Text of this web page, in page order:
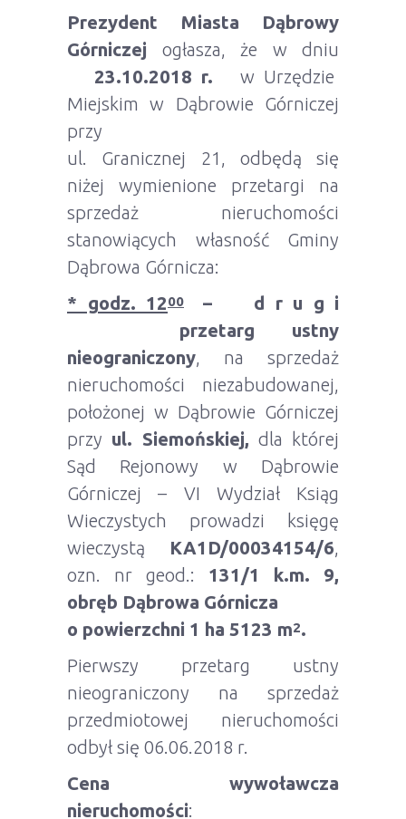
Prezydent Miasta Dąbrowy
Górniczej ogłasza, że w dniu
23.10.2018 r. w Urzędzie
Miejskim w Dąbrowie Górniczej
przy
ul. Granicznej 21, odbędą się
niżej wymienione przetargi na
sprzedaż nieruchomości
stanowiących własność Gminy
Dąbrowa Górnicza:
* godz. 1200
– d r u g i
przetarg ustny
nieograniczony, na sprzedaż
nieruchomości niezabudowanej,
położonej w Dąbrowie Górniczej
przy ul. Siemońskiej, dla której
Sąd Rejonowy w Dąbrowie
Górniczej – VI Wydział Ksiąg
Wieczystych prowadzi księgę
wieczystą KA1D/00034154/6,
ozn. nr geod.: 131/1 k.m. 9,
obręb Dąbrowa Górnicza
o powierzchni 1 ha 5123 m2.
Pierwszy przetarg ustny
nieograniczony na sprzedaż
przedmiotowej nieruchomości
odbył się 06.06.2018 r.
Cena wywoławcza
nieruchomości: